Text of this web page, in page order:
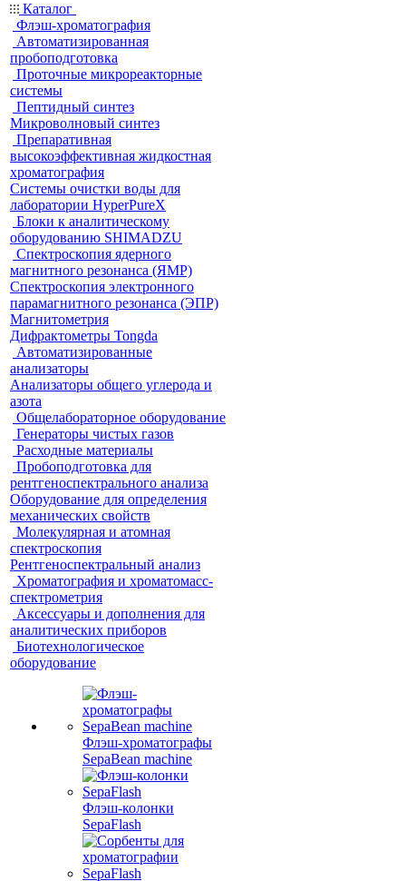
Каталог
Флэш-хроматография
Автоматизированная
пробоподготовка
Проточные микрореакторные
системы
Пептидный синтез
Микроволновый синтез
Препаративная
высокоэффективная жидкостная
хроматография
Системы очистки воды для
лаборатории HyperPureX
Блоки к аналитическому
оборудованию SHIMADZU
Спектроскопия ядерного
магнитного резонанса (ЯМР)
Спектроскопия электронного
парамагнитного резонанса (ЭПР)
Магнитометрия
Дифрактометры Tongda
Автоматизированные
анализаторы
Анализаторы общего углерода и
азота
Общелабораторное оборудование
Генераторы чистых газов
Расходные материалы
Пробоподготовка для
рентгеноспектрального анализа
Оборудование для определения
механических свойств
Молекулярная и атомная
спектроскопия
Рентгеноспектральный анализ
Хроматография и хроматомасс-
спектрометрия
Аксессуары и дополнения для
аналитических приборов
Биотехнологическое
оборудование
Флэш-хроматографы
SepaBean machine
Флэш-колонки
SepaFlash